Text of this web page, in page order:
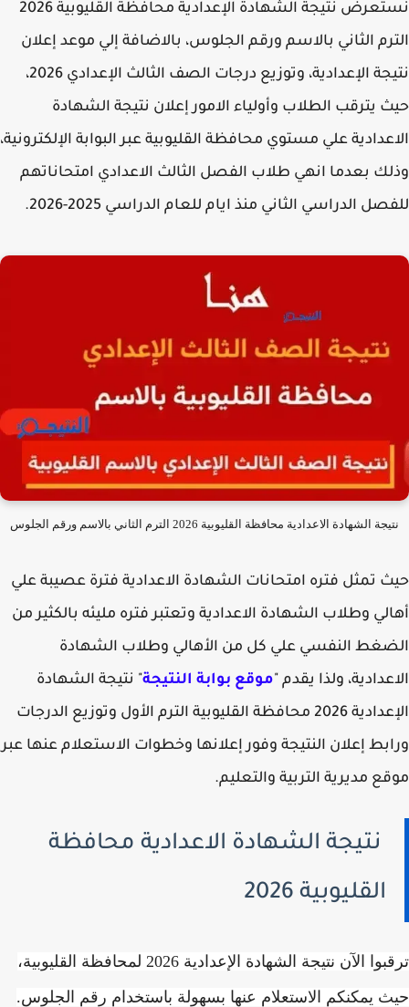
نستعرض نتيجة الشهادة الإعدادية محافظة القليوبية 2026
الثاني بالاسم ورقم الجلوس، بالاضافة إلي موعد إعلان
نتيجة الإعدادية، وتوزيع درجات الصف الثالث الإعدادي 2026،
يترقب الطلاب وأولياء الامور إعلان نتيجة الشهادة
علي مستوي محافظة القليوبية عبر البوابة الإلكترونية،
بعدما انهي طلاب الفصل الثالث الاعدادي امتحاناتهم
الدراسي الثاني منذ ايام للعام الدراسي 2025-2026.
الشهادة الاعدادية محافظة القليوبية 2026 الترم الثاني بالاسم ورقم الجلوس
تمثل فتره امتحانات الشهادة الاعدادية فترة عصيبة علي
وطلاب الشهادة الاعدادية وتعتبر فتره مليئه بالكثير من
النفسي علي كل من الأهالي وطلاب الشهادة
ولذا يقدم "موقع بوابة النتيجة" نتيجة الشهادة
الإعدادية 2026 محافظة القليوبية الترم الأول وتوزيع الدرجات
إعلان النتيجة وفور إعلانها وخطوات الاستعلام عنها عبر
مديرية التربية والتعليم.
نتيجة الشهادة الاعدادية محافظة
القليوبية 2026
ترقبوا الآن نتيجة الشهادة الإعدادية 2026 لمحافظة القليوبية،
يمكنكم الاستعلام عنها بسهولة باستخدام رقم الجلوس.